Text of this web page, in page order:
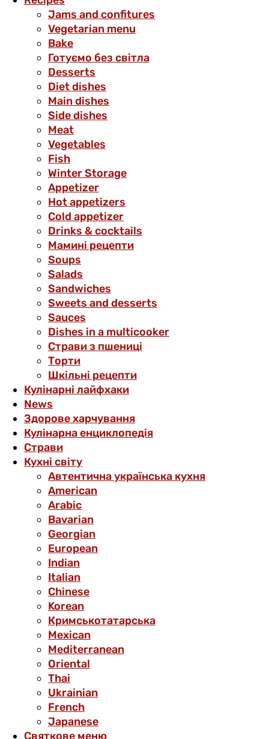
Jams and confitures
Vegetarian menu
Bake
Готуємо без світла
Desserts
Diet dishes
Main dishes
Side dishes
Meat
Vegetables
Fish
Winter Storage
Аppetizer
Hot appetizers
Cold appetizer
Drinks & cocktails
Мамині рецепти
Soups
Salads
Sandwiches
Sweets and desserts
Sauces
Dishes in a multicooker
Страви з пшениці
Торти
Шкільні рецепти
Кулінарні лайфхаки
News
Здорове харчування
Кулінарна енциклопедія
Страви
Кухні світу
Автентична українська кухня
American
Arabic
Bavarian
Georgian
European
Indian
Italian
Chinese
Korean
Кримськотатарська
Mexican
Mediterranean
Oriental
Thai
Ukrainian
French
Japanese
Святкове меню